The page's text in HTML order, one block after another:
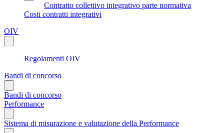
Contratto collettivo integrativo parte normativa
Costi contratti integrativi
OIV
Regolamenti OIV
Bandi di concorso
Bandi di concorso
Performance
Sistema di misurazione e valutazione della Performance